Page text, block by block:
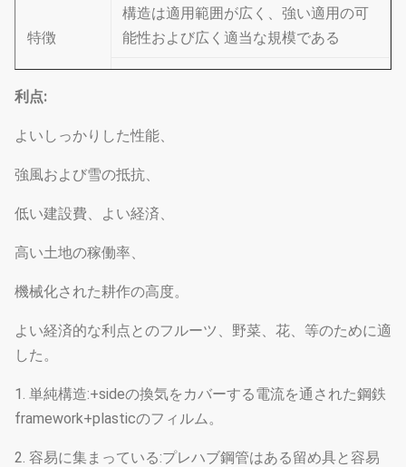
特徴
構造は適用範囲が広く、強い適用の可
能性および広く適当な規模である
スパン カスタマイズされる6m/8m/10m
長さ 30-60mまたはカスタマイズされる
肩の高さ 2m-3mまたはカスタマイズされる
屋根の高さ 3.5m-5mまたはカスタマイズされる
風負荷 0.6KN/M2
雪の負荷 0.5KN/M2
利点:
よいしっかりした性能、
強風および雪の抵抗、
低い建設費、よい経済、
高い土地の稼働率、
機械化された耕作の高度。
よい経済的な利点とのフルーツ、野菜、花、等のために適
した。
1. 単純構造:+sideの換気をカバーする電流を通された鋼鉄
framework+plasticのフィルム。
2. 容易に集まっている:プレハブ鋼管はある留め具と容易